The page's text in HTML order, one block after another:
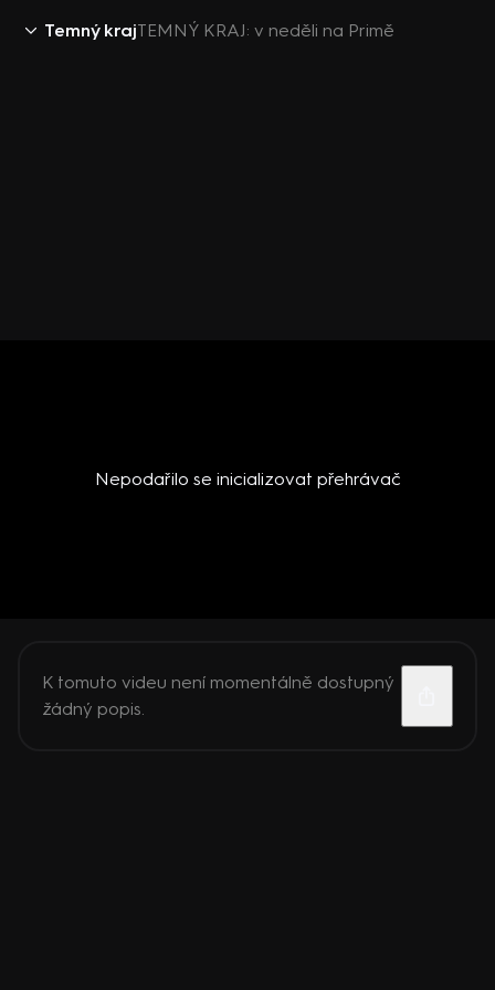
Temný krajTEMNÝ KRAJ: v neděli na Primě
Nepodařilo se inicializovat přehrávač
K tomuto videu není momentálně dostupný
žádný popis.